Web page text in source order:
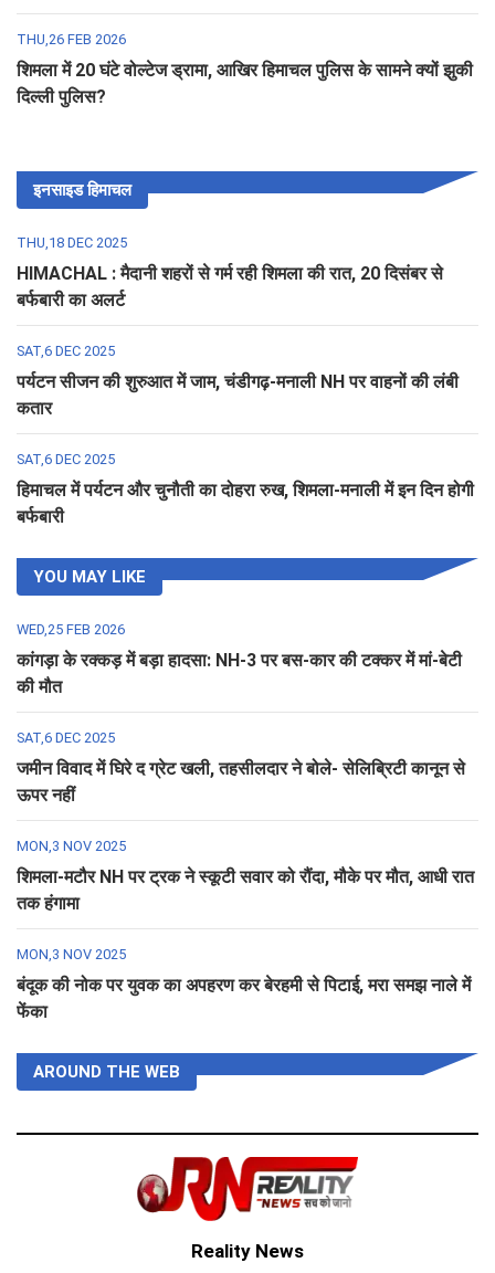
THU,26 FEB 2026
शिमला में 20 घंटे वोल्टेज ड्रामा, आखिर हिमाचल पुलिस के सामने क्यों झुकी
दिल्ली पुलिस?
इनसाइड हिमाचल
THU,18 DEC 2025
HIMACHAL : मैदानी शहरों से गर्म रही शिमला की रात, 20 दिसंबर से
बर्फबारी का अलर्ट
SAT,6 DEC 2025
पर्यटन सीजन की शुरुआत में जाम, चंडीगढ़-मनाली NH पर वाहनों की लंबी
कतार
SAT,6 DEC 2025
हिमाचल में पर्यटन और चुनौती का दोहरा रुख, शिमला-मनाली में इन दिन होगी
बर्फबारी
YOU MAY LIKE
WED,25 FEB 2026
कांगड़ा के रक्कड़ में बड़ा हादसा: NH-3 पर बस-कार की टक्कर में मां-बेटी
की मौत
SAT,6 DEC 2025
जमीन विवाद में घिरे द ग्रेट खली, तहसीलदार ने बोले- सेलिब्रिटी कानून से
ऊपर नहीं
MON,3 NOV 2025
शिमला-मटौर NH पर ट्रक ने स्कूटी सवार को रौंदा, मौके पर मौत, आधी रात
तक हंगामा
MON,3 NOV 2025
बंदूक की नोक पर युवक का अपहरण कर बेरहमी से पिटाई, मरा समझ नाले में
फेंका
AROUND THE WEB
Reality News